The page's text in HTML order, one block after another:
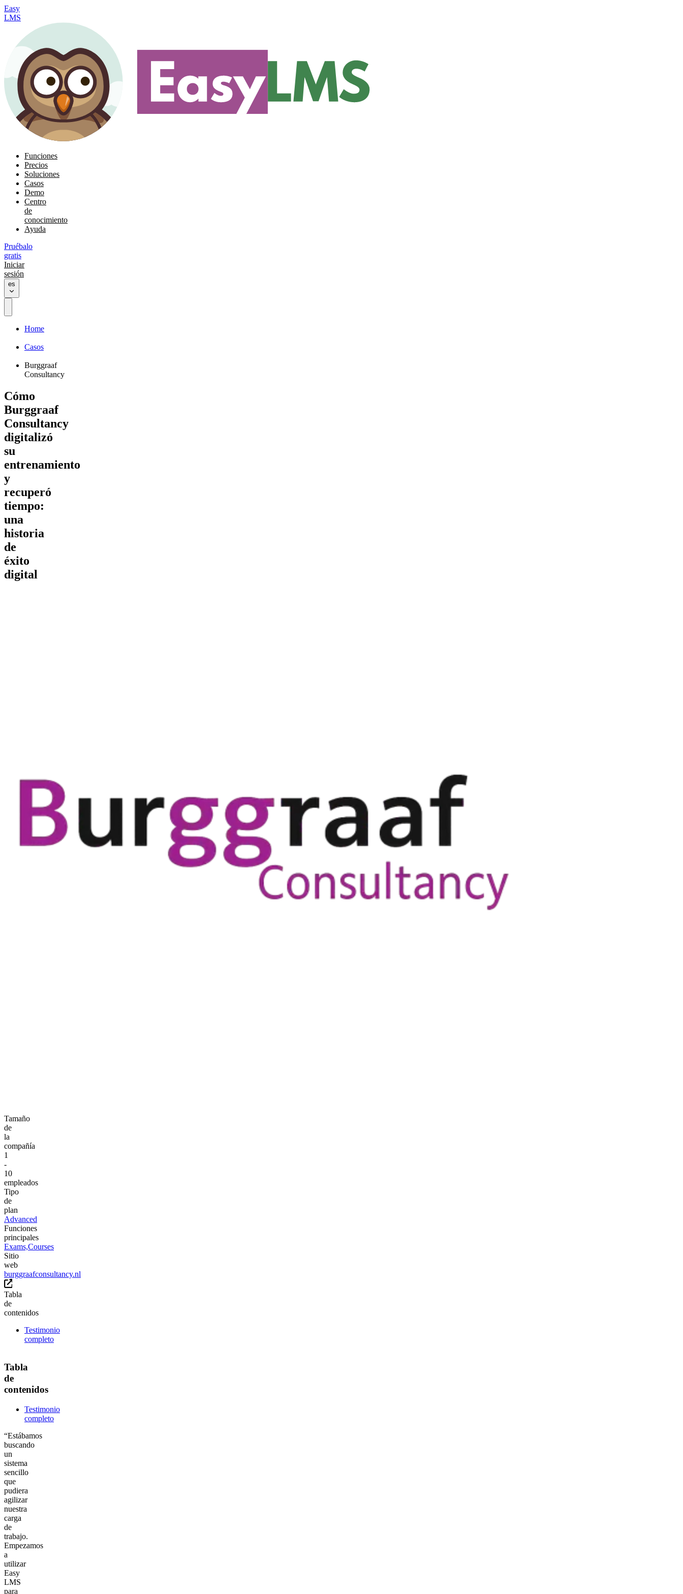
Easy
LMS
Funciones
Precios
Soluciones
Casos
Demo
Centro
de
conocimiento
Ayuda
Pruébalo
gratis
Iniciar
sesión
es
Home
Casos
Burggraaf
Consultancy
Cómo
Burggraaf
Consultancy
digitalizó
su
entrenamiento
y
recuperó
tiempo:
una
historia
de
éxito
digital
Tamaño
de
la
compañía
1
-
10
empleados
Tipo
de
plan
Advanced
Funciones
principales
Exams,Courses
Sitio
web
burggraafconsultancy.nl
Tabla
de
contenidos
Testimonio
completo
Tabla
de
contenidos
Testimonio
completo
“Estábamos
buscando
un
sistema
sencillo
que
pudiera
agilizar
nuestra
carga
de
trabajo.
Empezamos
a
utilizar
Easy
LMS
para